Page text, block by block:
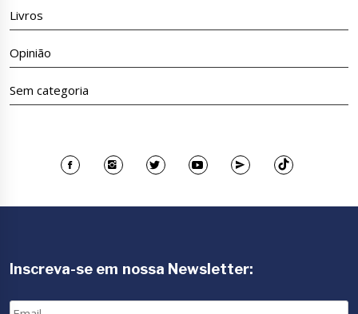
Livros
Opinião
Sem categoria
Inscreva-se em nossa Newsletter:
Email